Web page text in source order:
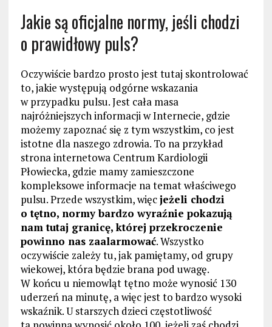
Jakie są oficjalne normy, jeśli chodzi
o prawidłowy puls?
Oczywiście bardzo prosto jest tutaj skontrolować
to, jakie występują odgórne wskazania
w przypadku pulsu. Jest cała masa
najróżniejszych informacji w Internecie, gdzie
możemy zapoznać się z tym wszystkim, co jest
istotne dla naszego zdrowia. To na przykład
strona internetowa Centrum Kardiologii
Płowiecka, gdzie mamy zamieszczone
kompleksowe informacje na temat właściwego
pulsu. Przede wszystkim, więcjeżeli chodzi
o tętno, normy bardzo wyraźnie pokazują
nam tutaj granicę, której przekroczenie
powinno nas zaalarmować. Wszystko
oczywiście zależy tu, jak pamiętamy, od grupy
wiekowej, która będzie brana pod uwagę.
W końcu u niemowląt tętno może wynosić 130
uderzeń na minutę, a więc jest to bardzo wysoki
wskaźnik. U starszych dzieci częstotliwość